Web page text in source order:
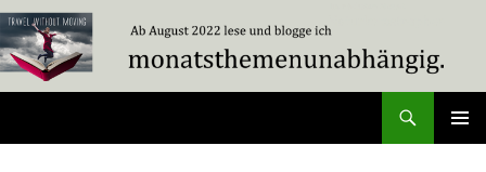
Zum
Inhalt
springen